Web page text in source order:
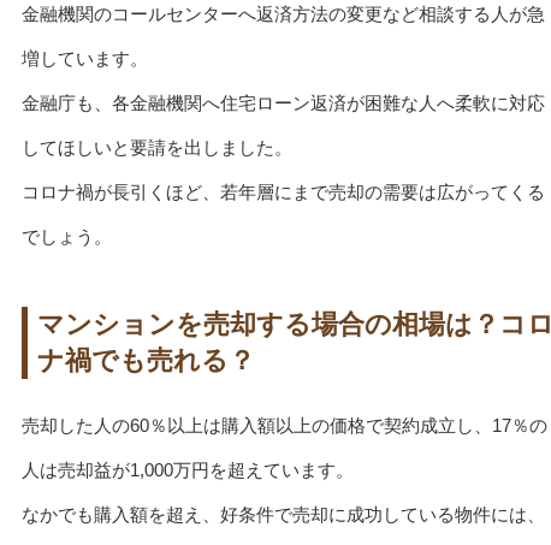
金融機関のコールセンターへ返済方法の変更など相談する人が急
増しています。
金融庁も、各金融機関へ住宅ローン返済が困難な人へ柔軟に対応
してほしいと要請を出しました。
コロナ禍が長引くほど、若年層にまで売却の需要は広がってくる
でしょう。
マンションを売却する場合の相場は？コロ
ナ禍でも売れる？
売却した人の60％以上は購入額以上の価格で契約成立し、17％の
人は売却益が1,000万円を超えています。
なかでも購入額を超え、好条件で売却に成功している物件には、